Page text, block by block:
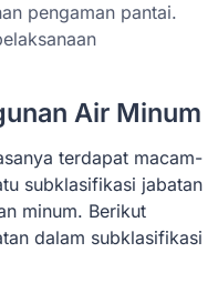
pengaman pantai.
Air Minum
terdapat macam-
subklasifikasi jabatan
minum. Berikut
dalam subklasifikasi